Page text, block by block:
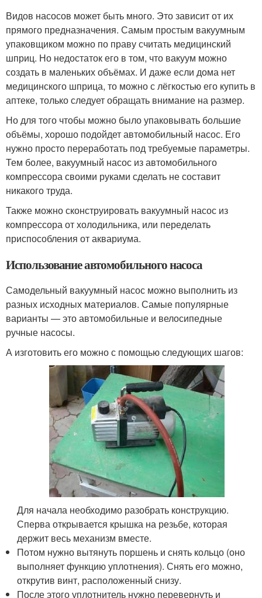
Видов насосов может быть много. Это зависит от их
прямого предназначения. Самым простым вакуумным
упаковщиком можно по праву считать медицинский
шприц. Но недостаток его в том, что вакуум можно
создать в маленьких объёмах. И даже если дома нет
медицинского шприца, то можно с лёгкостью его купить в
аптеке, только следует обращать внимание на размер.
Но для того чтобы можно было упаковывать большие
объёмы, хорошо подойдет автомобильный насос. Его
нужно просто переработать под требуемые параметры.
Тем более, вакуумный насос из автомобильного
компрессора своими руками сделать не составит
никакого труда.
Также можно сконструировать вакуумный насос из
компрессора от холодильника, или переделать
приспособления от аквариума.
Использование автомобильного насоса
Самодельный вакуумный насос можно выполнить из
разных исходных материалов. Самые популярные
варианты — это автомобильные и велосипедные
ручные насосы.
А изготовить его можно с помощью следующих шагов:
Для начала необходимо разобрать конструкцию.
Сперва открывается крышка на резьбе, которая
держит весь механизм вместе.
Потом нужно вытянуть поршень и снять кольцо (оно
выполняет функцию уплотнения). Снять его можно,
открутив винт, расположенный снизу.
После этого уплотнитель нужно перевернуть и